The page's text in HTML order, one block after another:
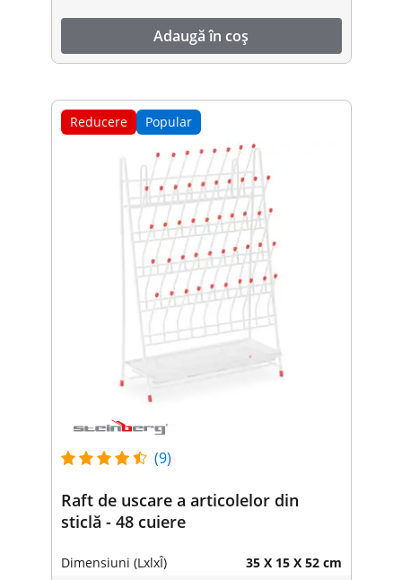
Adaugă în coș
Reducere Popular
(9)
Raft de uscare a articolelor din
sticlă - 48 cuiere
Dimensiuni (LxlxÎ) 35 X 15 X 52 cm